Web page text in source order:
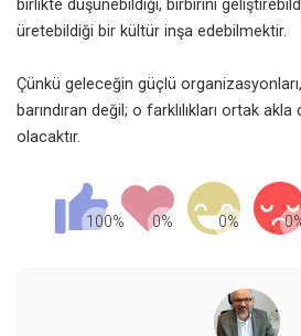
birlikte düşünebildiği, birbirini
üretebildiği bir kültür inşa edebilmektir.
Çünkü geleceğin güçlü organizasyonları,
barındıran değil; o farklılıkları ortak
olacaktır.